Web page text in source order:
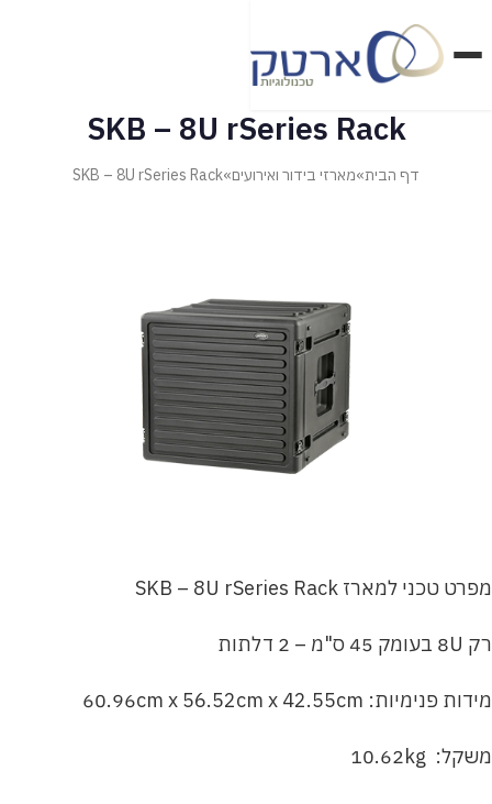
לתוכן
הראשי
מארזי טכנולוגיה ומדיקל
מארזי מזון ופרויקטים מיוחדים
מוצרי SKB
מוצרי פליקן
SKB – 8U rSeries Rack
דף הבית»מארזי בידור ואירועים»
SKB – 8U rSeries Rack
מפרט טכני למארז SKB – 8U rSeries Rack
רק 8U בעומק 45 ס"מ – 2 דלתות
מידות פנימיות: 60.96cm x 56.52cm x 42.55cm
משקל: 10.62kg